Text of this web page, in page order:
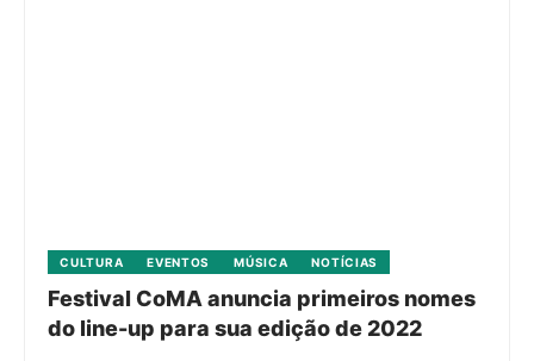
CULTURA EVENTOS MÚSICA NOTÍCIAS
Festival CoMA anuncia primeiros nomes
do line-up para sua edição de 2022